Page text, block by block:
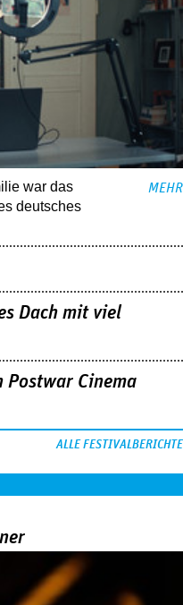
war das
deutsches
MEHR
Dach mit viel
Postwar Cinema
ALLE FESTIVALBERICHTE